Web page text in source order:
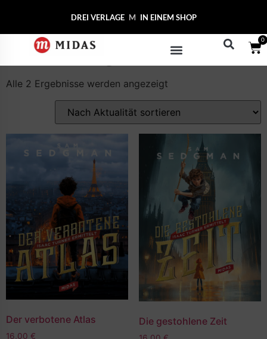
DREI VERLAGE MID IN EINEM SHOP
0
„Detektivgeschichte“
Detektivgeschichte
Alle 2 Ergebnisse werden angezeigt
Der verbotene Atlas
16,00 €
Die gestohlene Zeit